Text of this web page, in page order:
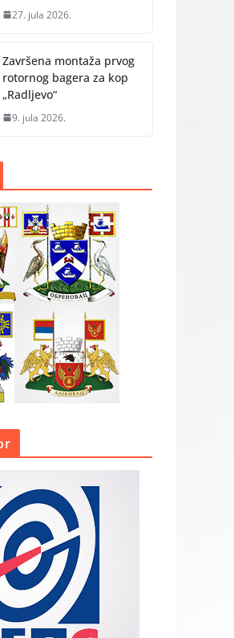
27. jula 2026.
Završena montaža prvog
rotornog bagera za kop
„Radlјevo“
9. jula 2026.